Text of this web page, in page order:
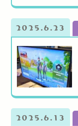
2025.6.23
2025.6.13